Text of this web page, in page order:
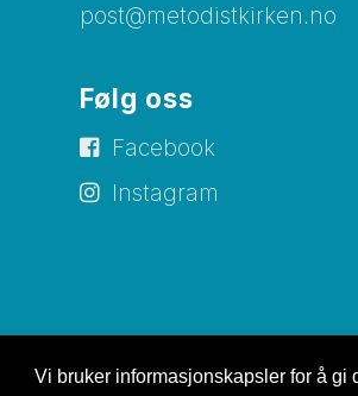
Vi bruker informasjonskapsler for å gi
post@metodistkirken.no
Følg oss
Facebook
Instagram
© Copyright 2026